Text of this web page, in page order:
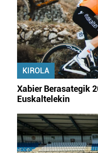
KIROLA
Xabier Berasategik
Euskaltelekin